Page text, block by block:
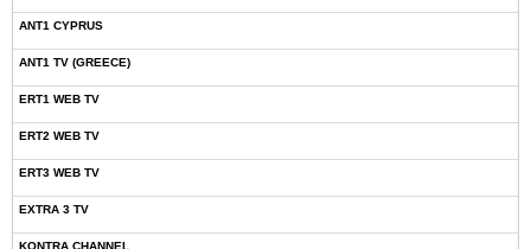
ANT1 CYPRUS
ANT1 TV (GREECE)
ERT1 WEB TV
ERT2 WEB TV
ERT3 WEB TV
EXTRA 3 TV
KONTRA CHANNEL